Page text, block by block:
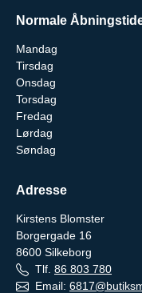
Normale
Mandag
Tirsdag
Onsdag
Torsdag
Fredag
Lørdag
Søndag
Adresse
Kirstens Blomster
Borgergade 16
8600 Silkeborg
Tlf. 86 803 780
Email: